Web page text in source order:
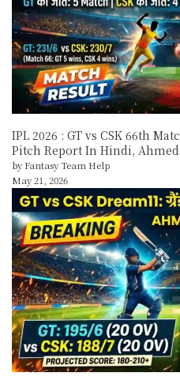
IPL 2026 : GT vs CSK 66th
Pitch Report In Hindi,
by Fantasy Team Help
May 21, 2026